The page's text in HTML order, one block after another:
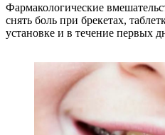
Фармакологические
снять боль при брекетах,
установке и в течение первых